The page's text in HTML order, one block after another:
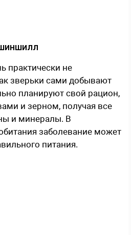
практически не
зверьки сами добывают
планируют свой рацион,
и зерном, получая все
и минералы. В
заболевание может
питания.